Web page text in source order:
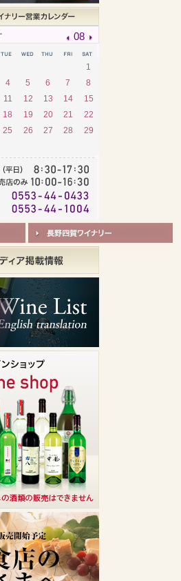
08
1
4 5 6 7
8
11 12 13 14
15
18 19 20 21
22
25 26 27 28
29